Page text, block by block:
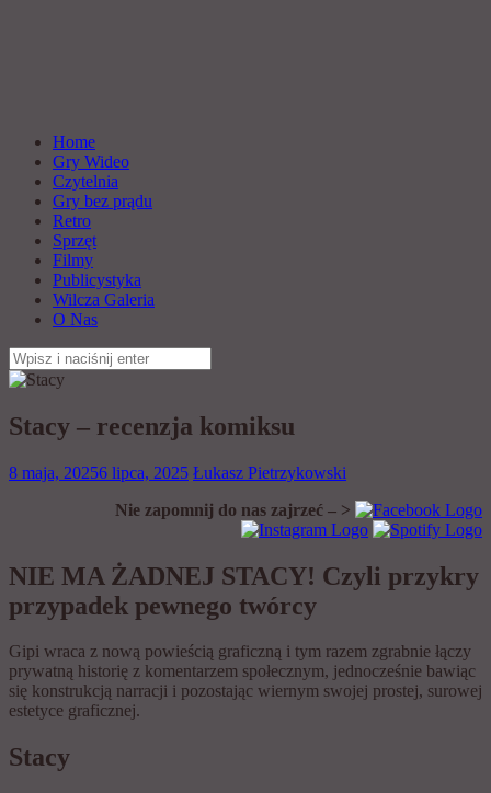
Home
Gry Wideo
Czytelnia
Gry bez prądu
Retro
Sprzęt
Filmy
Publicystyka
Wilcza Galeria
O Nas
Szukaj:
Stacy – recenzja komiksu
8 maja, 20256 lipca, 2025 Łukasz Pietrzykowski
Nie zapomnij do nas zajrzeć – >
NIE MA ŻADNEJ STACY! Czyli przykry
przypadek pewnego twórcy
Gipi wraca z nową powieścią graficzną i tym razem zgrabnie łączy
prywatną historię z komentarzem społecznym, jednocześnie bawiąc
się konstrukcją narracji i pozostając wiernym swojej prostej, surowej
estetyce graficznej.
Stacy